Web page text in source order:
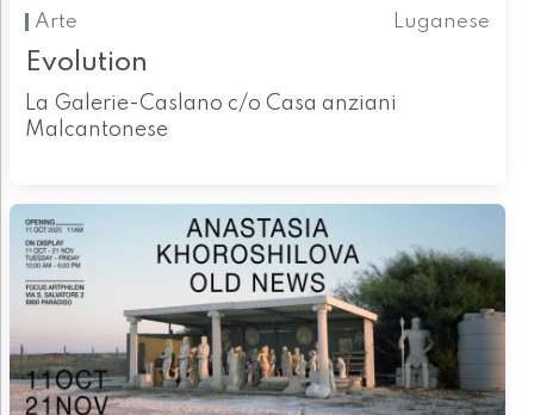
Arte
Luganese
Evolution
La Galerie-Caslano c/o Casa anziani
Malcantonese